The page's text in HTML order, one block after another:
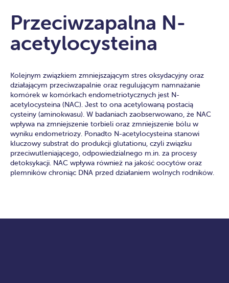
Przeciwzapalna N-
acetylocysteina
Kolejnym związkiem zmniejszającym stres oksydacyjny oraz
działającym przeciwzapalnie oraz regulującym namnażanie
komórek w komórkach endometriotycznych jest N-
acetylocysteina (NAC). Jest to ona acetylowaną postacią
cysteiny (aminokwasu). W badaniach zaobserwowano, że NAC
wpływa na zmniejszenie torbieli oraz zmniejszenie bólu w
wyniku endometriozy. Ponadto N-acetylocysteina stanowi
kluczowy substrat do produkcji glutationu, czyli związku
przeciwutleniającego, odpowiedzialnego m.in. za procesy
detoksykacji. NAC wpływa również na jakość oocytów oraz
plemników chroniąc DNA przed działaniem wolnych rodników.